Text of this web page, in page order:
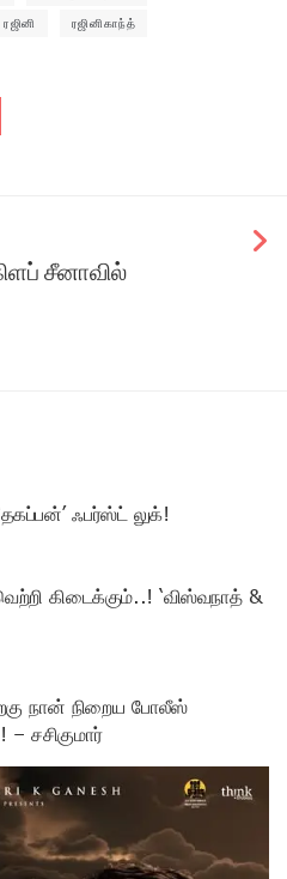
ரஜினி ரஜினிகாந்த்
சீனாவில்
ஃபர்ஸ்ட் லுக்!
கிடைக்கும்..! ‘விஸ்வநாத் &
நான் நிறைய போலீஸ்
– சசிகுமார்